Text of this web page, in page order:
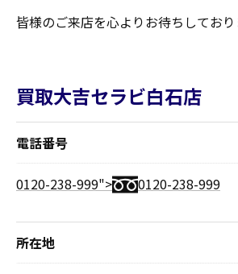
皆様のご来店を心よりお待ちしており
買取大吉セラビ白石店
電話番号
0120-238-999"> 0120-238-999
所在地